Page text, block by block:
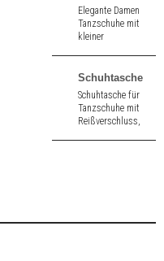
Elegante Damen
Tanzschuhe mit
kleiner
8,0 cm hoher
Absatz.
Schuhtasche
Schuhtasche für
Tanzschuhe mit
Reißverschluss,